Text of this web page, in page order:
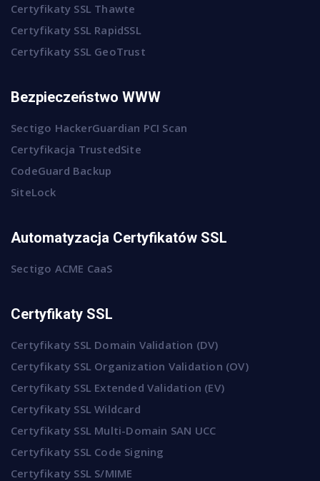
Certyfikaty SSL Thawte
Certyfikaty SSL RapidSSL
Certyfikaty SSL GeoTrust
Bezpieczeństwo WWW
Sectigo HackerGuardian PCI Scan
Certyfikacja TrustedSite
CodeGuard Backup
SiteLock
Automatyzacja Certyfikatów SSL
Sectigo ACME CaaS
Certyfikaty SSL
Certyfikaty SSL Domain Validation (DV)
Certyfikaty SSL Organization Validation (OV)
Certyfikaty SSL Extended Validation (EV)
Certyfikaty SSL Wildcard
Certyfikaty SSL Multi-Domain SAN UCC
Certyfikaty SSL Code Signing
Certyfikaty SSL S/MIME